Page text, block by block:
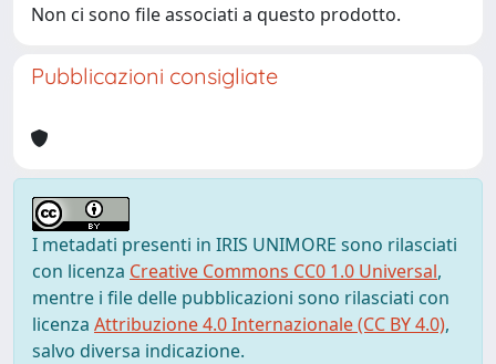
Non ci sono file associati a questo prodotto.
Pubblicazioni consigliate
I metadati presenti in IRIS UNIMORE sono rilasciati
con licenza Creative Commons CC0 1.0 Universal,
mentre i file delle pubblicazioni sono rilasciati con
licenza Attribuzione 4.0 Internazionale (CC BY 4.0),
salvo diversa indicazione.